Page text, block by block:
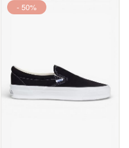
- 50%